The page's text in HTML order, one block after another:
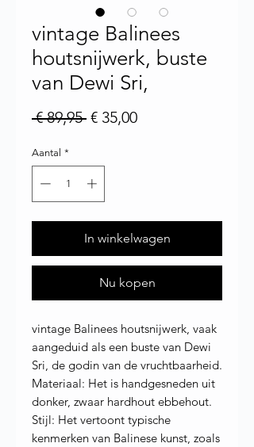
vintage Balinees
houtsnijwerk, buste
van Dewi Sri,
€ 89,95 Normale prijs
€ 35,00Verkoopprijs
Aantal *
In winkelwagen
Nu kopen
vintage Balinees houtsnijwerk, vaak
aangeduid als een buste van Dewi
Sri, de godin van de vruchtbaarheid.
Materiaal: Het is handgesneden uit
donker, zwaar hardhout ebbehout.
Stijl: Het vertoont typische
kenmerken van Balinese kunst, zoals